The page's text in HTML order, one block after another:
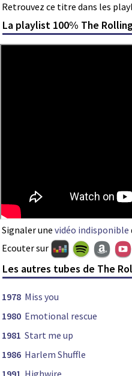
Retrouvez ce titre dans les
La playlist 100% The
Signaler une vidéo indisponible
Ecouter sur
Les autres tubes de The
1978 Miss you
1980 Emotional rescue
1981 Start me up
1986 Harlem Shuffle